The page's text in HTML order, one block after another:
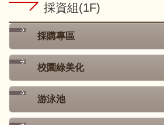
採資組(1F)
採購專區
校園綠美化
游泳池